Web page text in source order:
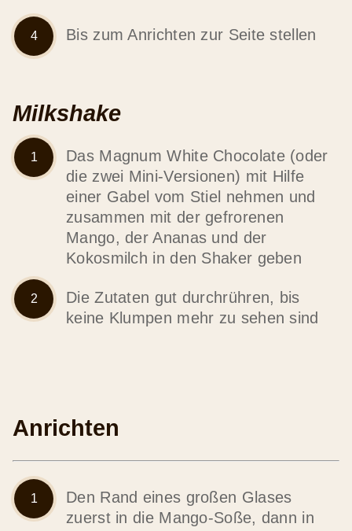
Bis zum Anrichten zur Seite stellen
Milkshake
Das Magnum White Chocolate (oder
die zwei Mini-Versionen) mit Hilfe
einer Gabel vom Stiel nehmen und
zusammen mit der gefrorenen
Mango, der Ananas und der
Kokosmilch in den Shaker geben
Die Zutaten gut durchrühren, bis
keine Klumpen mehr zu sehen sind
Anrichten
Den Rand eines großen Glases
zuerst in die Mango-Soße, dann in